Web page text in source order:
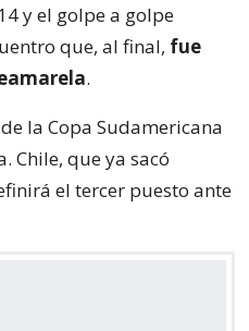
y el golpe a golpe
que, al final, fue
.
la Copa Sudamericana
Chile, que ya sacó
el tercer puesto ante